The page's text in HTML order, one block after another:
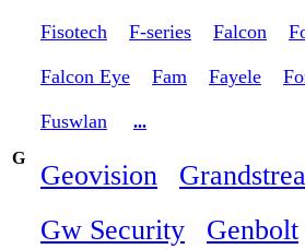
Fisotech F-series Falcon
Falcon Eye Fam Fayele
Fuswlan
...
G
Geovision
Gw Security
Genbolt